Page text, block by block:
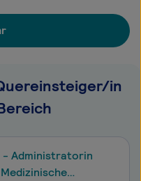
in
Administratorin